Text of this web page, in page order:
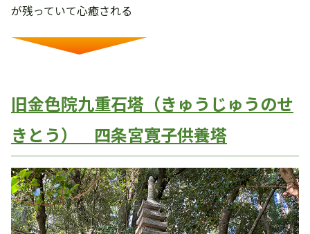
が残っていて心癒される
旧金色院九重石塔（きゅうじゅうのせ
きとう） 四条宮寛子供養塔